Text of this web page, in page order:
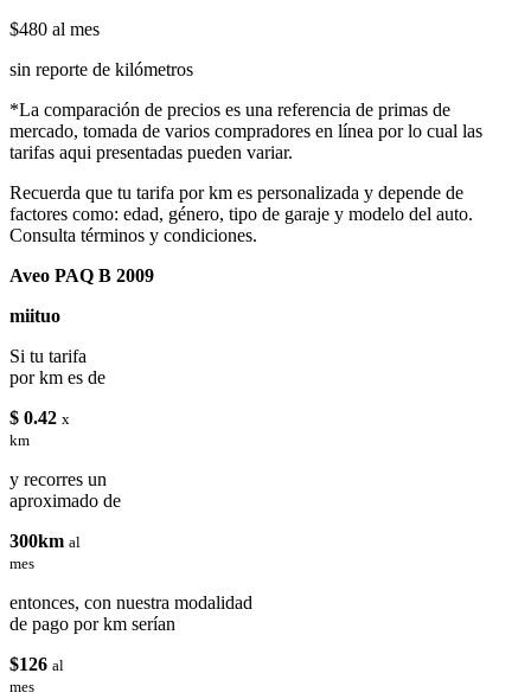
$480 al mes
sin reporte de kilómetros
*La comparación de precios es una referencia de primas de
mercado, tomada de varios compradores en línea por lo cual las
tarifas aqui presentadas pueden variar.
Recuerda que tu tarifa por km es personalizada y depende de
factores como: edad, género, tipo de garaje y modelo del auto.
Consulta términos y condiciones.
Aveo PAQ B 2009
miituo
Si tu tarifa
por km es de
$ 0.42 x
km
y recorres un
aproximado de
300km al
mes
entonces, con nuestra modalidad
de pago por km serían
$126 al
mes